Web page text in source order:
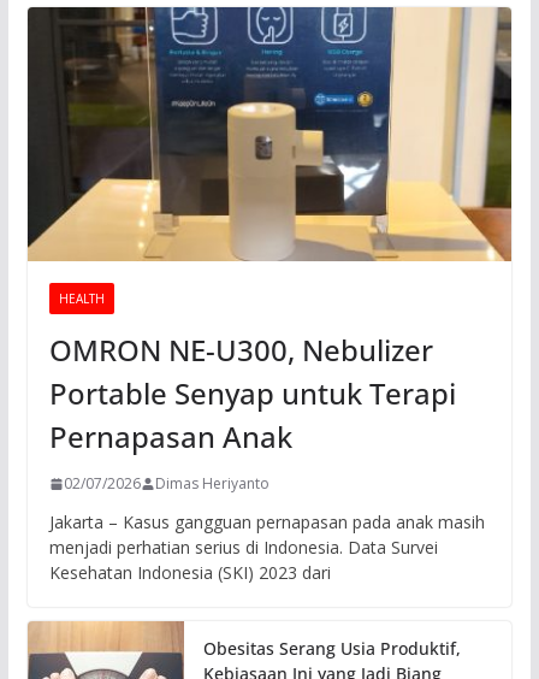
HEALTH
OMRON NE-U300, Nebulizer
Portable Senyap untuk Terapi
Pernapasan Anak
02/07/2026 Dimas Heriyanto
Jakarta – Kasus gangguan pernapasan pada anak masih
menjadi perhatian serius di Indonesia. Data Survei
Kesehatan Indonesia (SKI) 2023 dari
Obesitas Serang Usia Produktif,
Kebiasaan Ini yang Jadi Biang